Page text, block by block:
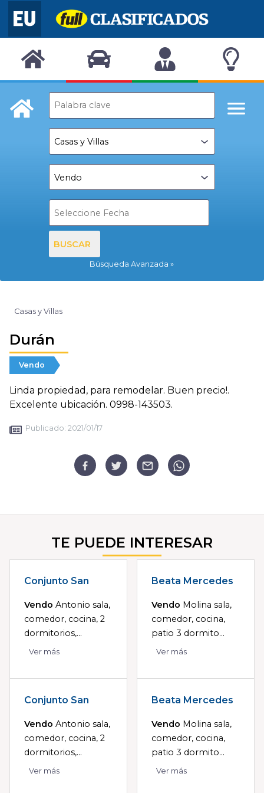
BUSCAR
Búsqueda Avanzada
Casas y Villas
Durán
Vendo
Linda propiedad, para remodelar. Buen precio!.
Excelente ubicación. 0998-143503.
Publicado: 2021/01/17
TE PUEDE INTERESAR
Conjunto San
Vendo Antonio sala,
comedor, cocina, 2
dormitorios,...
Ver más
Beata Mercedes
Vendo Molina sala,
comedor, cocina,
patio 3 dormito...
Ver más
Conjunto San
Vendo Antonio sala,
comedor, cocina, 2
dormitorios,...
Ver más
Beata Mercedes
Vendo Molina sala,
comedor, cocina,
patio 3 dormito...
Ver más